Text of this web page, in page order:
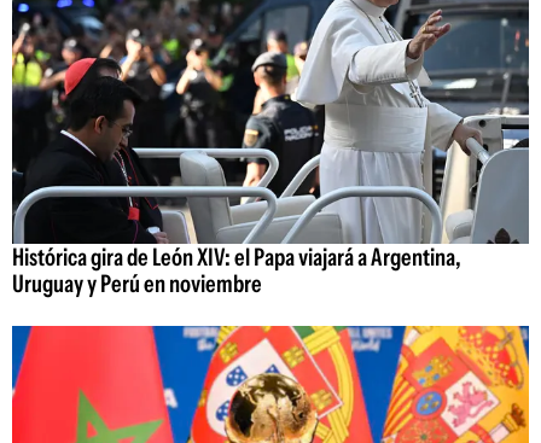
Histórica gira de León XIV: el Papa viajará a Argentina,
Uruguay y Perú en noviembre